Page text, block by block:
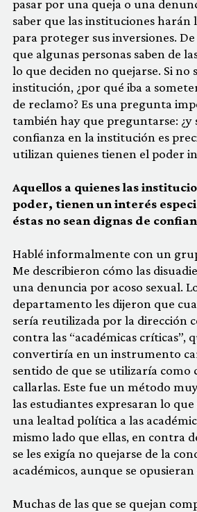
pasar por una queja o una
saber que las instituciones harán
para proteger sus inversiones.
que algunas personas saben de
lo que deciden no quejarse. Si no
institución, ¿por qué iba a
de reclamo? Es una pregunta
también hay que preguntarse: ¿y
confianza en la institución es
utilizan quienes tienen el poder
Aquellos a quienes las
poder, tienen un interés
éstas no sean dignas de
Hablé informalmente con un
Me describieron cómo las
una denuncia por acoso sexual.
departamento les dijeron que
sería reutilizada por la dirección
contra las “académicas críticas”,
convertiría en un instrumento
sentido de que se utilizaría como
callarlas. Este fue un método
las estudiantes expresaran lo que
una lealtad política a las
mismo lado que ellas, en contra
se les exigía no quejarse de la
académicos, aunque se
Muchas de las que se quejan